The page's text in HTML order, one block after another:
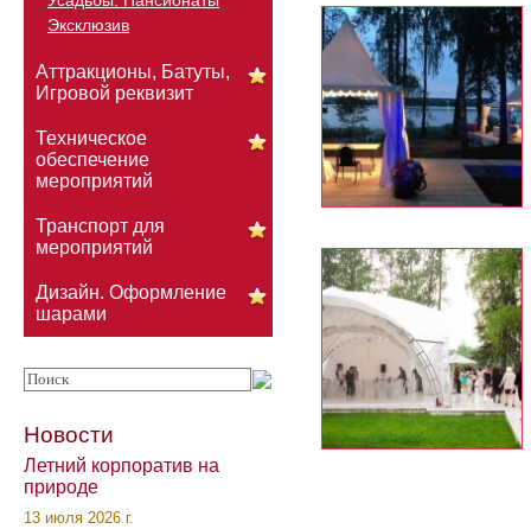
Эксклюзив
Аттракционы, Батуты,
Игровой реквизит
Техническое
обеспечение
мероприятий
Транспорт для
мероприятий
Дизайн. Оформление
шарами
Новости
Летний корпоратив на
природе
13 июля 2026 г.